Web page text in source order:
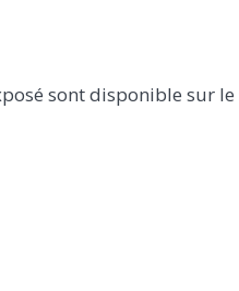
sont disponible sur